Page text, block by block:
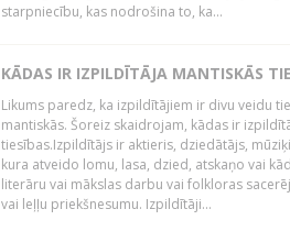
starpniecību, kas nodrošina to, ka...
KĀDAS IR IZPILDĪTĀJA MANTISKĀS
Likums paredz, ka izpildītājiem ir divu veidu
mantiskās. Šoreiz skaidrojam, kādas ir
tiesības.Izpildītājs ir aktieris, dziedātājs,
kura atveido lomu, lasa, dzied, atskaņo vai
literāru vai mākslas darbu vai folkloras
vai leļļu priekšnesumu. Izpildītāji...